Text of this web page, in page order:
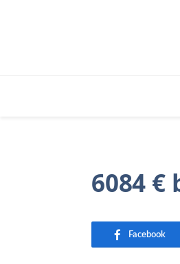
6084
Facebook